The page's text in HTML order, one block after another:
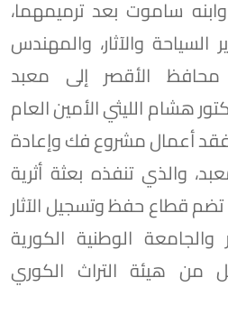
ساموت بعد ترميمهما،
والآثار، والمهندس
الأقصر إلى معبد
هشام الليثي الأمين العام
أعمال مشروع فك وإعادة
والذي تنفذه بعثة أثرية
قطاع حفظ وتسجيل الآثار
والجامعة الوطنية الكورية
من هيئة التراث الكوري